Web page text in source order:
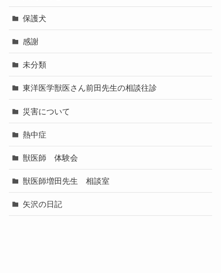
保護犬
感謝
未分類
東洋医学獣医さん前田先生の相談往診
災害について
熱中症
獣医師 体験会
獣医師増田先生 相談室
矢沢の日記